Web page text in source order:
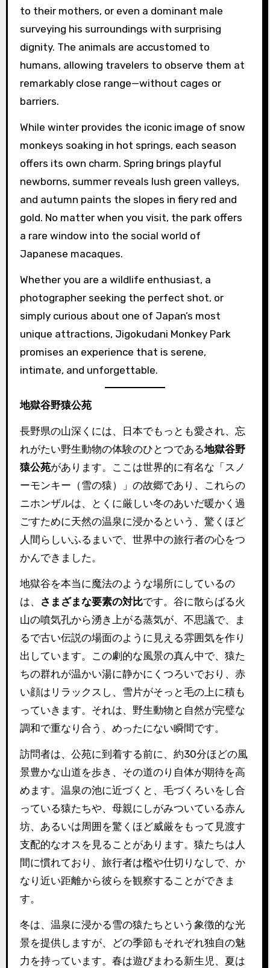
to their mothers, or even a dominant male
surveying his surroundings with surprising
dignity. The animals are accustomed to
humans, allowing travelers to observe them at
remarkably close range—without cages or
barriers.
While winter provides the iconic image of snow
monkeys soaking in hot springs, each season
offers its own charm. Spring brings playful
newborns, summer reveals lush green valleys,
and autumn paints the slopes in fiery red and
gold. No matter when you visit, the park offers
a rare window into the social world of
Japanese macaques.
Whether you are a wildlife enthusiast, a
photographer seeking the perfect shot, or
simply curious about one of Japan’s most
unique attractions, Jigokudani Monkey Park
promises an experience that is serene,
intimate, and unforgettable.
地獄谷野猿公苑
長野県の山深くには、日本でもっとも愛され、忘
れがたい野生動物の体験のひとつである地獄谷野
猿公苑があります。ここは世界的に有名な「スノ
ーモンキー（雪の猿）」の故郷であり、これらの
ニホンザルは、とくに厳しい冬のあいだ暖かく過
ごすために天然の温泉に浸かるという、驚くほど
人間らしいふるまいで、世界中の旅行者の心をつ
かんできました。
地獄谷を本当に魔法のような場所にしているの
は、
さまざまな要素の対比です。谷に散らばる火
山の噴気孔から湧き上がる蒸気が、不思議で、ま
るで古い伝説の場面のように見える雰囲気を作り
出しています。この劇的な風景の真ん中で、猿た
ちの群れが温かい湯に静かにくつろいでおり、赤
い顔はリラックスし、雪片がそっと毛の上に積も
っていきます。それは、野生動物と自然が完璧な
調和で重なり合う、めったにない瞬間です。
訪問者は、公苑に到着する前に、約30分ほどの風
景豊かな山道を歩き、その道のり自体が期待を高
めます。温泉の池に近づくと、毛づくろいをし合
っている猿たちや、母親にしがみついている赤ん
坊、あるいは周囲を驚くほど威厳をもって見渡す
支配的なオスを見ることがあります。猿たちは人
間に慣れており、旅行者は檻や仕切りなしで、か
なり近い距離から彼らを観察することができま
す。
冬は、温泉に浸かる雪の猿たちという象徴的な光
景を提供しますが、どの季節もそれぞれ独自の魅
力を持っています。春は遊びまわる新生児、夏は